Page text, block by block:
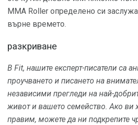
MMA Roller определено си
върне времето.
разкриване
В Fit, нашите експерт-писатели са
проучването и писането на
независими прегледи на най-
живот и вашето семейство. Ако ви
правим, можете да ни подкрепите